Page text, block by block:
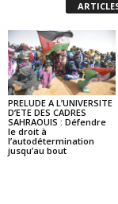
PRELUDE A L’UNIVERSITE
D’ETE DES CADRES
SAHRAOUIS : Défendre
le droit à
l’autodétermination
jusqu’au bout